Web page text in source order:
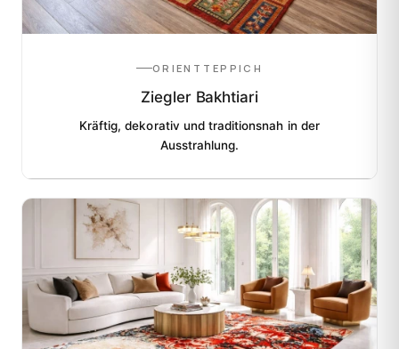
ORIENTTEPPICH
Ziegler Bakhtiari
Kräftig, dekorativ und traditionsnah in der
Ausstrahlung.